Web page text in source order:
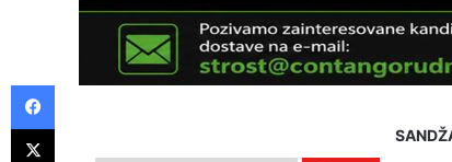
Facebook
X